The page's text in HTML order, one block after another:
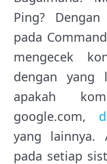
Ping?
pada
mengecek
dengan yang
apakah
google.com,
yang lainnya.
pada setiap